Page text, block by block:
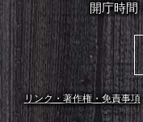
開庁時間
リンク・著作権・免責事項